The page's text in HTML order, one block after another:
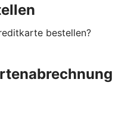
bestellen?